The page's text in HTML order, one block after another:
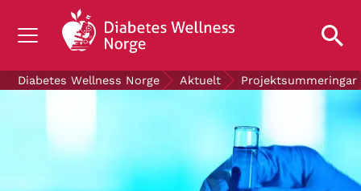
OM DIABETES
Diabetes Wellness Norge Aktuelt Projektsummeringar